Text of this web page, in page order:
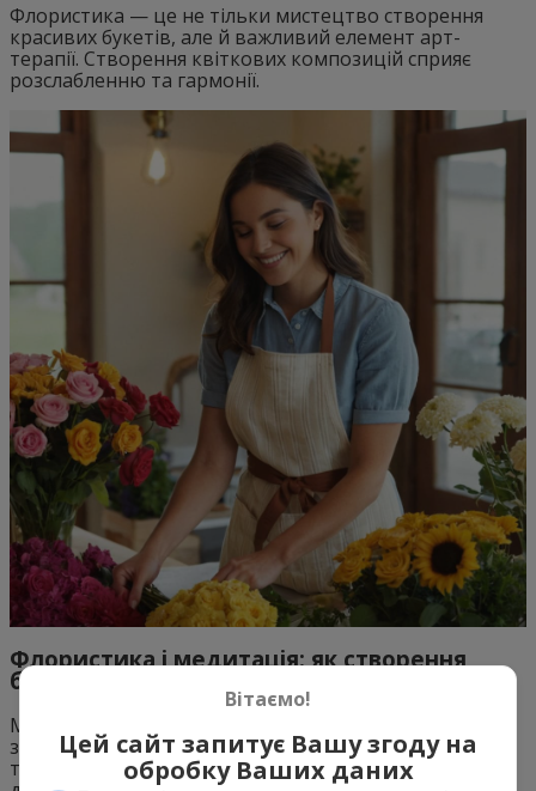
Флористика — це не тільки мистецтво створення
красивих букетів, але й важливий елемент арт-
терапії. Створення квіткових композицій сприяє
розслабленню та гармонії.
Флористика і медитація: як створення
букетів допомагає розслабитися
Медитативний процес складання букетів допомагає
зосередитися на моменті, відкидаючи щоденні
турботи. Це свого роду арт-терапія квітами, яка
Вітаємо!
Цей сайт запитує Вашу згоду на
обробку Ваших даних